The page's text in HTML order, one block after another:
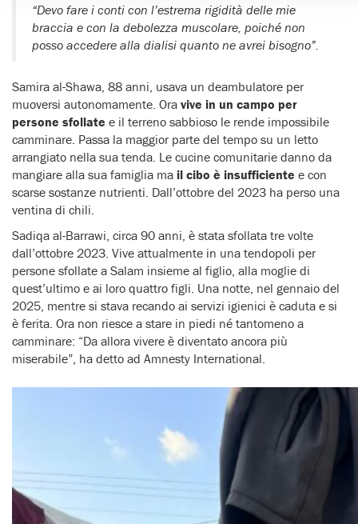
“Devo fare i conti con l’estrema rigidità delle mie
braccia e con la debolezza muscolare, poiché non
posso accedere alla dialisi quanto ne avrei bisogno”.
Samira al-Shawa, 88 anni, usava un deambulatore per
muoversi autonomamente. Ora vive in un campo per
persone sfollate e il terreno sabbioso le rende impossibile
camminare. Passa la maggior parte del tempo su un letto
arrangiato nella sua tenda. Le cucine comunitarie danno da
mangiare alla sua famiglia ma il cibo è insufficiente e con
scarse sostanze nutrienti. Dall’ottobre del 2023 ha perso una
ventina di chili.
Sadiqa al-Barrawi, circa 90 anni, è stata sfollata tre volte
dall’ottobre 2023. Vive attualmente in una tendopoli per
persone sfollate a Salam insieme al figlio, alla moglie di
quest’ultimo e ai loro quattro figli. Una notte, nel gennaio del
2025, mentre si stava recando ai servizi igienici è caduta e si
è ferita. Ora non riesce a stare in piedi né tantomeno a
camminare: “Da allora vivere è diventato ancora più
miserabile”, ha detto ad Amnesty International.